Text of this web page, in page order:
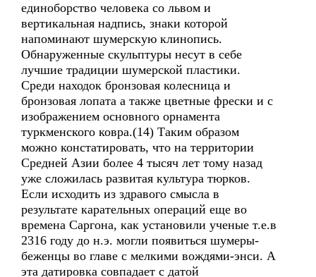
единоборство человека со львом и
вертикальная надпись, знаки которой
напоминают шумерскую клинопись.
Обнаруженные скульптуры несут в себе
лучшие традиции шумерской пластики.
Среди находок бронзовая колесница и
бронзовая лопата а также цветные фрески и с
изображением основного орнамента
туркменского ковра.(14) Таким образом
можно констатировать, что на территории
Средней Азии более 4 тысяч лет тому назад
уже сложилась развитая культура тюрков.
Если исходить из здравого смысла в
результате карательных операций еще во
времена Саргона, как установили ученые т.е.в
2316 году до н.э. могли появиться шумеры-
беженцы во главе с мелкими вождями-энси. А
эта датировка совпадает с датой